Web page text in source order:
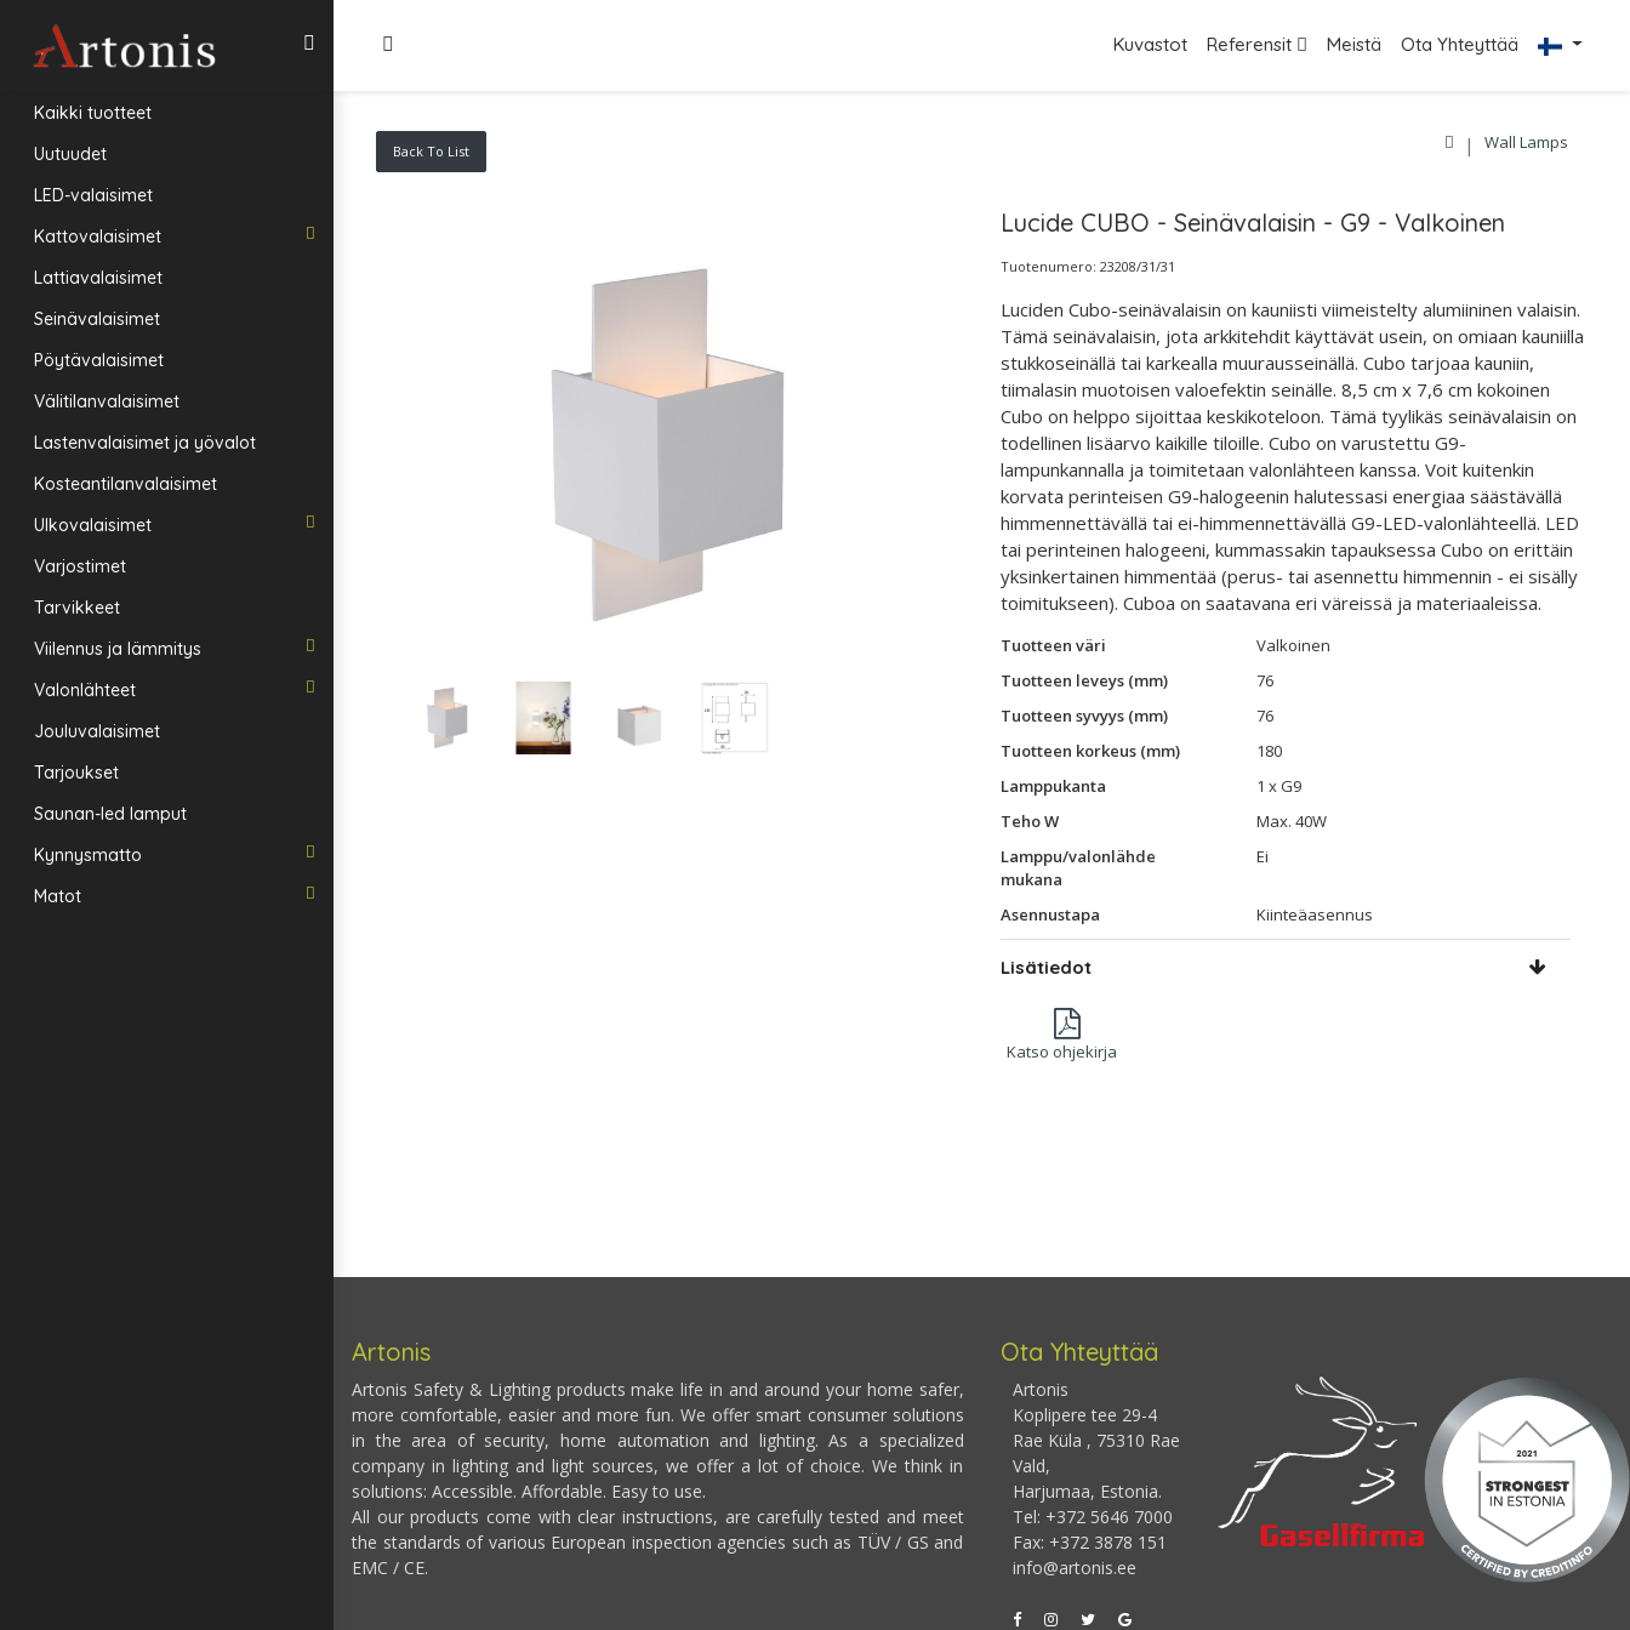
Kuvastot Referensit Meistä Ota Yhteyttää
Kaikki tuotteet
Uutuudet
LED-valaisimet
Kattovalaisimet
Lattiavalaisimet
Seinävalaisimet
Pöytävalaisimet
Välitilanvalaisimet
Lastenvalaisimet ja yövalot
Kosteantilanvalaisimet
Ulkovalaisimet
Varjostimet
Tarvikkeet
Viilennus ja lämmitys
Valonlähteet
Jouluvalaisimet
Tarjoukset
Saunan-led lamput
Kynnysmatto
Matot
Back To List Wall Lamps
Lucide CUBO - Seinävalaisin - G9 - Valkoinen
Tuotenumero: 23208/31/31
Luciden Cubo-seinävalaisin on kauniisti viimeistelty alumiininen valaisin.
Tämä seinävalaisin, jota arkkitehdit käyttävät usein, on omiaan kauniilla
stukkoseinällä tai karkealla muurausseinällä. Cubo tarjoaa kauniin,
tiimalasin muotoisen valoefektin seinälle. 8,5 cm x 7,6 cm kokoinen
Cubo on helppo sijoittaa keskikoteloon. Tämä tyylikäs seinävalaisin on
todellinen lisäarvo kaikille tiloille. Cubo on varustettu G9-
lampunkannalla ja toimitetaan valonlähteen kanssa. Voit kuitenkin
korvata perinteisen G9-halogeenin halutessasi energiaa säästävällä
himmennettävällä tai ei-himmennettävällä G9-LED-valonlähteellä. LED
tai perinteinen halogeeni, kummassakin tapauksessa Cubo on erittäin
yksinkertainen himmentää (perus- tai asennettu himmennin - ei sisälly
toimitukseen). Cuboa on saatavana eri väreissä ja materiaaleissa.
Tuotteen väri
Valkoinen
Tuotteen leveys (mm)
76
Tuotteen syvyys (mm)
76
Tuotteen korkeus (mm)
180
Lamppukanta
1 x G9
Teho W
Max. 40W
Lamppu/valonlähde
mukana
Ei
Asennustapa Kiinteäasennus
Lisätiedot
Katso ohjekirja
Artonis
Artonis Safety & Lighting products make life in and around your home safer,
more comfortable, easier and more fun. We offer smart consumer solutions
in the area of security, home automation and lighting. As a specialized
company in lighting and light sources, we offer a lot of choice. We think in
solutions: Accessible. Affordable. Easy to use.
All our products come with clear instructions, are carefully tested and meet
the standards of various European inspection agencies such as TÜV / GS and
EMC / CE.
Ota Yhteyttää
Artonis
Koplipere tee 29-4
Rae Küla , 75310 Rae
Vald,
Harjumaa, Estonia.
Tel: +372 5646 7000
Fax: +372 3878 151
info@artonis.ee